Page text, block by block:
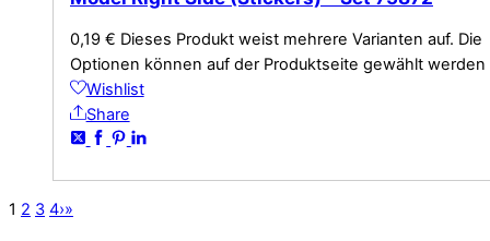
0,19 € Dieses Produkt weist mehrere Varianten auf. Die
Optionen können auf der Produktseite gewählt werden
Wishlist
Share
1 2 3 4›»